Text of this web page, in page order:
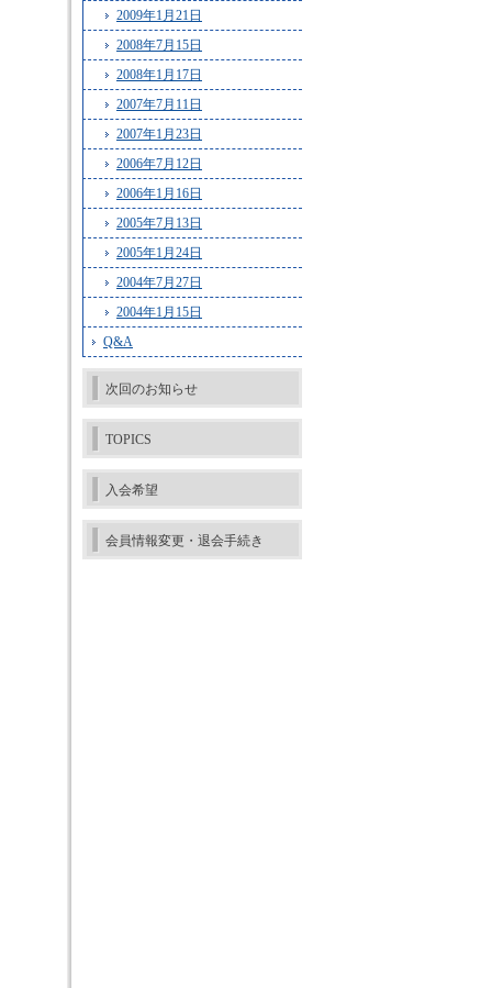
2009年1月21日
2008年7月15日
2008年1月17日
2007年7月11日
2007年1月23日
2006年7月12日
2006年1月16日
2005年7月13日
2005年1月24日
2004年7月27日
2004年1月15日
Q&A
次回のお知らせ
TOPICS
入会希望
会員情報変更・退会手続き